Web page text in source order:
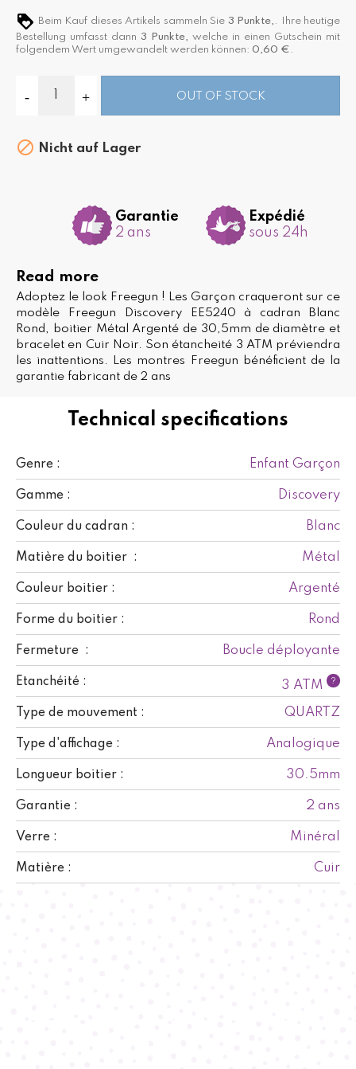
Technical specifications
Genre : Enfant Garçon
Gamme : Discovery
Couleur du cadran : Blanc
Matière du boitier : Métal
Couleur boitier : Argenté
Forme du boitier : Rond
Fermeture : Boucle déployante
Etanchéité : 3 ATM ?
Type de mouvement : QUARTZ
Type d'affichage : Analogique
Longueur boitier : 30.5mm
Garantie : 2 ans
Verre : Minéral
Matière : Cuir
Beim Kauf dieses Artikels sammeln Sie 3 Punkte, . Ihre heutige
Bestellung umfasst dann 3 Punkte, welche in einen Gutschein mit
folgendem Wert umgewandelt werden können: 0,60 € .
OUT OF STOCK
 Nicht auf Lager
Garantie
2 ans
Expédié
sous 24h
Read more
Adoptez le look Freegun ! Les Garçon craqueront sur ce
modèle Freegun Discovery EE5240 à cadran Blanc
Rond, boitier Métal Argenté de 30,5mm de diamètre et
bracelet en Cuir Noir. Son étancheité 3 ATM préviendra
les inattentions. Les montres Freegun bénéficient de la
garantie fabricant de 2 ans